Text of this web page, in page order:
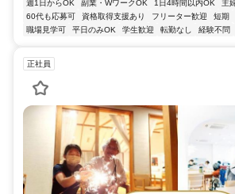
週1日からOK
副業・WワークOK 1日4時間以内OK
主
60代も応募可
資格取得支援あり フリーター歓迎 短期
職場見学可
平日のみOK 学生歓迎 転勤なし 経験不問
正社員